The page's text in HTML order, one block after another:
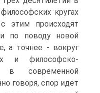
кругах
этим происходят
по поводу новой
а точнее - вокруг
и философско-
в современной
говоря, спор идет